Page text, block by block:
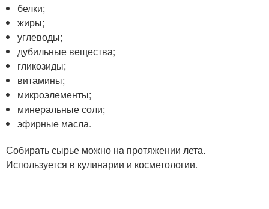
белки;
жиры;
углеводы;
дубильные вещества;
гликозиды;
витамины;
микроэлементы;
минеральные соли;
эфирные масла.
Собирать сырье можно на протяжении лета.
Используется в кулинарии и косметологии.